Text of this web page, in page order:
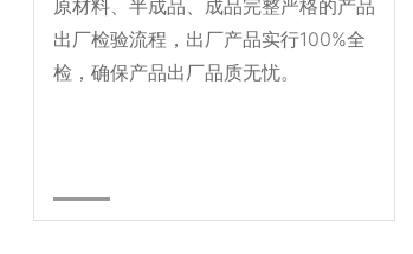
原材料、半成品、成品完整严格的产品
出厂检验流程，出厂产品实行100%全
检，确保产品出厂品质无忧。